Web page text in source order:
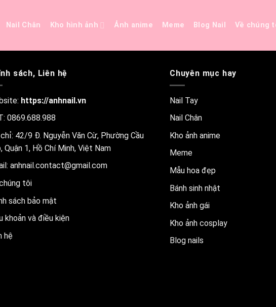
Nail Chân Kho hình ảnh Ảnh anime Meme Blog Nail Về chúng
sách, Liên hệ
https://anhnail.vn
0869.688.988
42/9 Đ. Nguyễn Văn Cừ, Phường Cầu
Quận 1, Hồ Chí Minh, Việt Nam
anhnail.contact@gmail.com
tôi
sách bảo mật
khoản và điều kiện
hệ
Chuyên mục hay
Nail Tay
Nail Chân
Kho ảnh anime
Meme
Mẫu hoa đẹp
Bánh sinh nhật
Kho ảnh gái
Kho ảnh cosplay
Blog nails